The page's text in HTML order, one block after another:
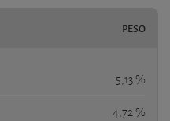
PESO
5,13 %
4,72 %